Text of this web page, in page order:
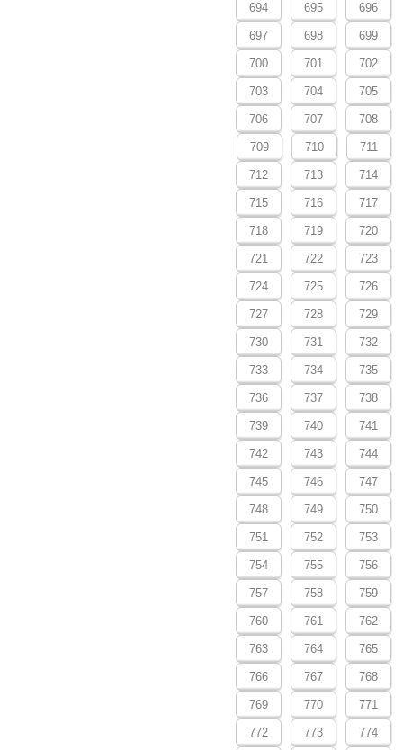
694 695 696
697 698 699
700 701 702
703 704 705
706 707 708
709 710 711
712 713 714
715 716 717
718 719 720
721 722 723
724 725 726
727 728 729
730 731 732
733 734 735
736 737 738
739 740 741
742 743 744
745 746 747
748 749 750
751 752 753
754 755 756
757 758 759
760 761 762
763 764 765
766 767 768
769 770 771
772 773 774